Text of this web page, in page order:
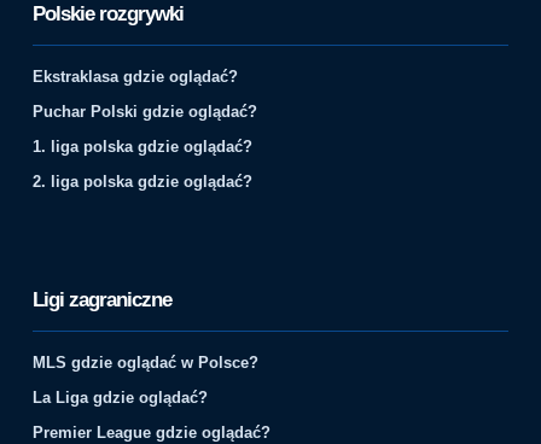
Polskie rozgrywki
Ekstraklasa gdzie oglądać?
Puchar Polski gdzie oglądać?
1. liga polska gdzie oglądać?
2. liga polska gdzie oglądać?
Ligi zagraniczne
MLS gdzie oglądać w Polsce?
La Liga gdzie oglądać?
Premier League gdzie oglądać?